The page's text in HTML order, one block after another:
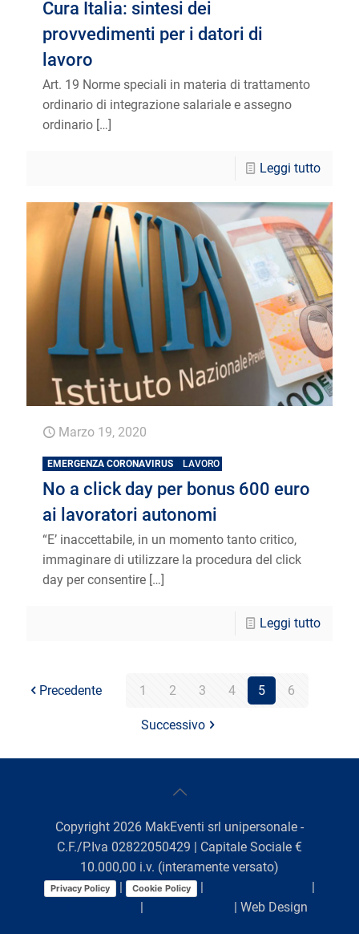
Cura Italia: sintesi dei
provvedimenti per i datori di
lavoro
Art. 19 Norme speciali in materia di trattamento
ordinario di integrazione salariale e assegno
ordinario […]
Leggi tutto
Marzo 19, 2020
EMERGENZA CORONAVIRUS LAVORO
No a click day per bonus 600 euro
ai lavoratori autonomi
“E’ inaccettabile, in un momento tanto critico,
immaginare di utilizzare la procedura del click
day per consentire […]
Leggi tutto
Precedente 1 2 3 4 5 6
Successivo
Copyright 2026 MakEventi srl unipersonale -
C.F./P.Iva 02822050429 | Capitale Sociale €
10.000,00 i.v. (interamente versato)
Privacy Policy Cookie Policy
| Web Design